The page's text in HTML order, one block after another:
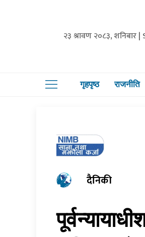
२३ श्रावण २०८३, शनिबार
गृहपृष्ठ राजनीति
दैनिकी